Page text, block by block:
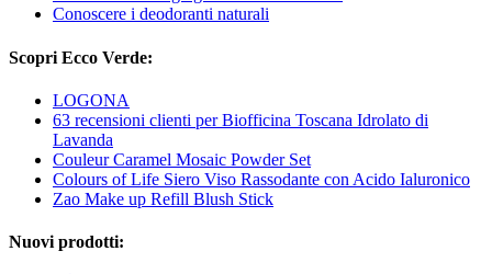
Conoscere i deodoranti naturali
Scopri Ecco Verde:
LOGONA
63 recensioni clienti per Biofficina Toscana Idrolato di
Lavanda
Couleur Caramel Mosaic Powder Set
Colours of Life Siero Viso Rassodante con Acido Ialuronico
Zao Make up Refill Blush Stick
Nuovi prodotti: